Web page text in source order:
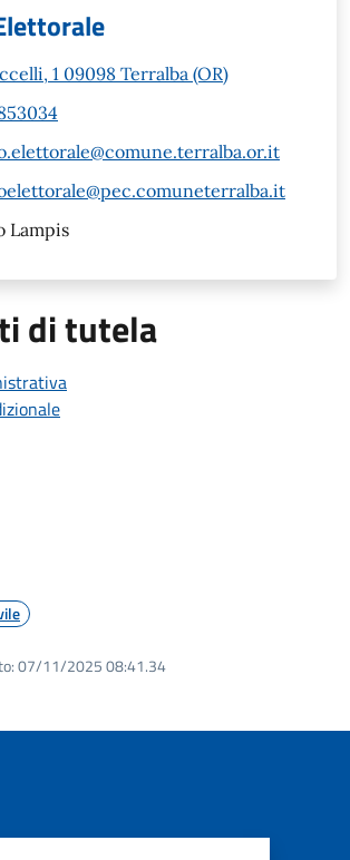
1 09098 Terralba (OR)
Lampis
di tutela
07/11/2025 08:41.34